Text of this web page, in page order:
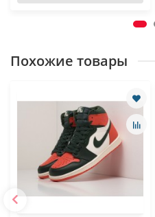
Похожие товары